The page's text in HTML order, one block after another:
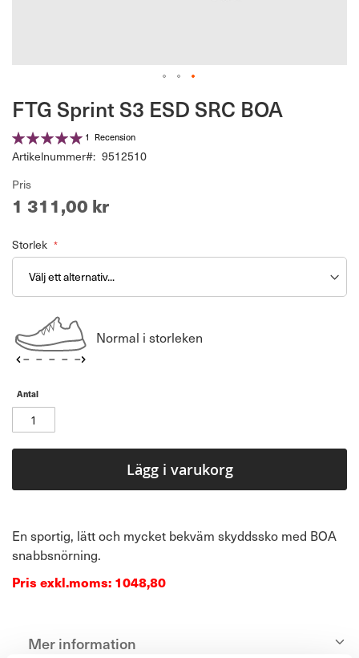
FTG Sprint S3 ESD SRC BOA
Betyg:
100%
1 Recension
Artikelnummer
9512510
Pris
1 311,00 kr
Storlek
Normal i storleken
Antal
Lägg i varukorg
En sportig, lätt och mycket bekväm skyddssko med BOA
snabbsnörning.
Pris exkl.moms: 1048,80
Mer information
till
början
av
bildgalleriet